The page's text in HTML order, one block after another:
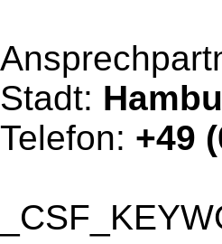
Stadt:
Telefon: +49